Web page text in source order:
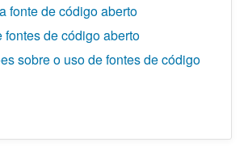
fonte de código aberto
fontes de código aberto
sobre o uso de fontes de código